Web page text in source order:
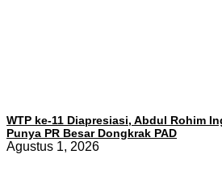
WTP ke-11 Diapresiasi, Abdul Rohim
Punya PR Besar Dongkrak PAD
Agustus 1, 2026